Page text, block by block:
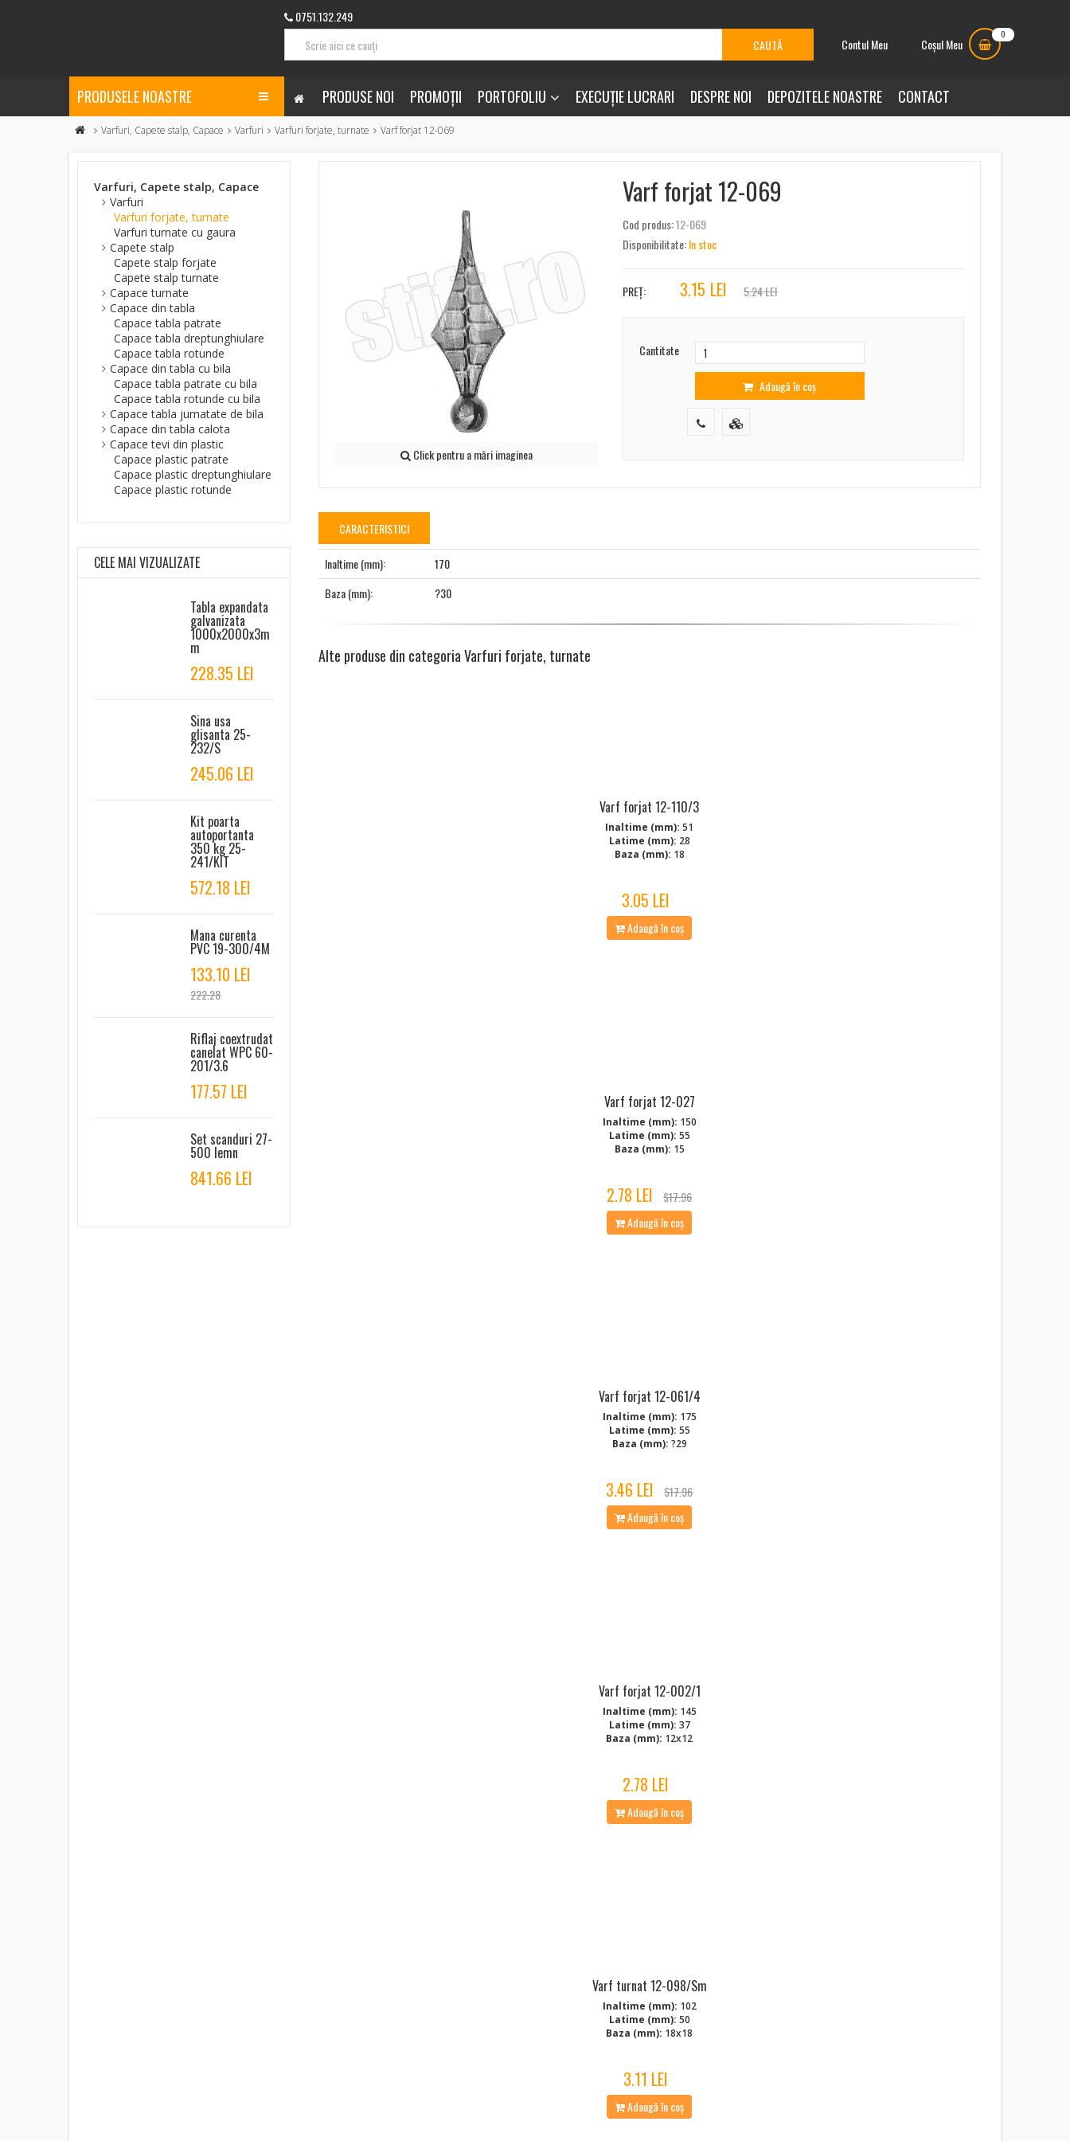
0751.132.249
Contul Meu
Coșul Meu
0
PRODUSELE NOASTRE PRODUSE NOI PROMOȚII PORTOFOLIU EXECUȚIE LUCRARI DESPRE NOI DEPOZITELE NOASTRE CONTACT
Varfuri, Capete stalp, Capace Varfuri Varfuri forjate, turnate Varf forjat 12-069
Click pentru a mări imaginea
Varf forjat 12-069
Cod produs:12-069
Disponibilitate:In stoc
PREȚ: 3.15 LEI 5.24 LEI
Cantitate
Adaugă în coș
CARACTERISTICI
Inaltime (mm):
170
Baza (mm):
?30
Alte produse din categoria Varfuri forjate, turnate
Varf forjat 12-110/3
Inaltime (mm): 51
Latime (mm): 28
Baza (mm): 18
3.05 LEI
Adaugă în coș
Varf forjat 12-027
Inaltime (mm): 150
Latime (mm): 55
Baza (mm): 15
2.78 LEI
$17.96
Adaugă în coș
Varf forjat 12-061/4
Inaltime (mm): 175
Latime (mm): 55
Baza (mm): ?29
3.46 LEI
$17.96
Adaugă în coș
Varf forjat 12-002/1
Inaltime (mm): 145
Latime (mm): 37
Baza (mm): 12x12
2.78 LEI
Adaugă în coș
Varf turnat 12-098/Sm
Inaltime (mm): 102
Latime (mm): 50
Baza (mm): 18x18
3.11 LEI
Adaugă în coș
Varfuri, Capete stalp, Capace
Varfuri
Varfuri forjate, turnate
Varfuri turnate cu gaura
Capete stalp
Capete stalp forjate
Capete stalp turnate
Capace turnate
Capace din tabla
Capace tabla patrate
Capace tabla dreptunghiulare
Capace tabla rotunde
Capace din tabla cu bila
Capace tabla patrate cu bila
Capace tabla rotunde cu bila
Capace tabla jumatate de bila
Capace din tabla calota
Capace tevi din plastic
Capace plastic patrate
Capace plastic dreptunghiulare
Capace plastic rotunde
CELE MAI VIZUALIZATE
Tabla expandata
galvanizata
1000x2000x3m
m
228.35 LEI
Sina usa
glisanta 25-
232/S
245.06 LEI
Kit poarta
autoportanta
350 kg 25-
241/KIT
572.18 LEI
Mana curenta
PVC 19-300/4M
133.10 LEI
222.28
Riflaj coextrudat
canelat WPC 60-
201/3.6
177.57 LEI
Set scanduri 27-
500 lemn
841.66 LEI